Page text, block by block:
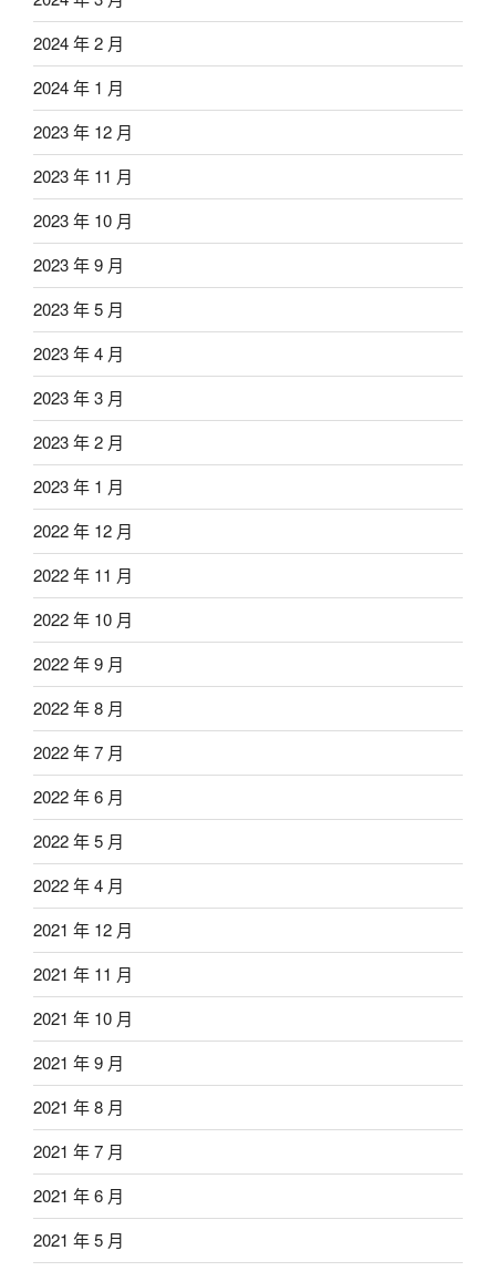
2024 年 2 月
2024 年 1 月
2023 年 12 月
2023 年 11 月
2023 年 10 月
2023 年 9 月
2023 年 5 月
2023 年 4 月
2023 年 3 月
2023 年 2 月
2023 年 1 月
2022 年 12 月
2022 年 11 月
2022 年 10 月
2022 年 9 月
2022 年 8 月
2022 年 7 月
2022 年 6 月
2022 年 5 月
2022 年 4 月
2021 年 12 月
2021 年 11 月
2021 年 10 月
2021 年 9 月
2021 年 8 月
2021 年 7 月
2021 年 6 月
2021 年 5 月